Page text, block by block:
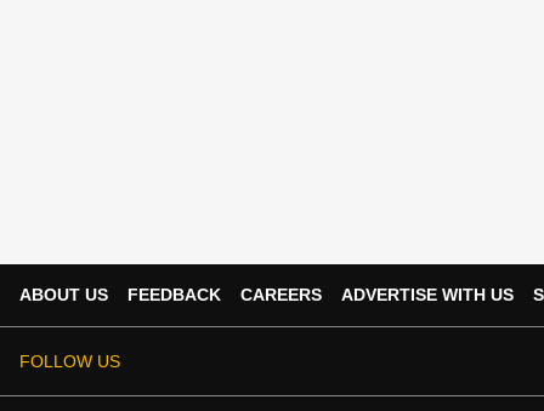
ABOUT US FEEDBACK CAREERS ADVERTISE WITH US
FOLLOW US